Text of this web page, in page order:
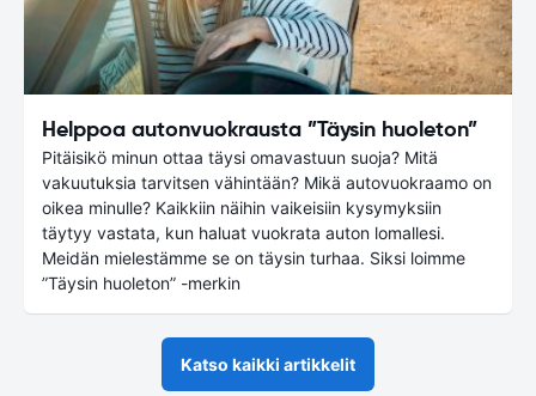
Helppoa autonvuokrausta ”Täysin huoleton”
Pitäisikö minun ottaa täysi omavastuun suoja? Mitä
vakuutuksia tarvitsen vähintään? Mikä autovuokraamo on
oikea minulle? Kaikkiin näihin vaikeisiin kysymyksiin
täytyy vastata, kun haluat vuokrata auton lomallesi.
Meidän mielestämme se on täysin turhaa. Siksi loimme
”Täysin huoleton” -merkin
Katso kaikki artikkelit